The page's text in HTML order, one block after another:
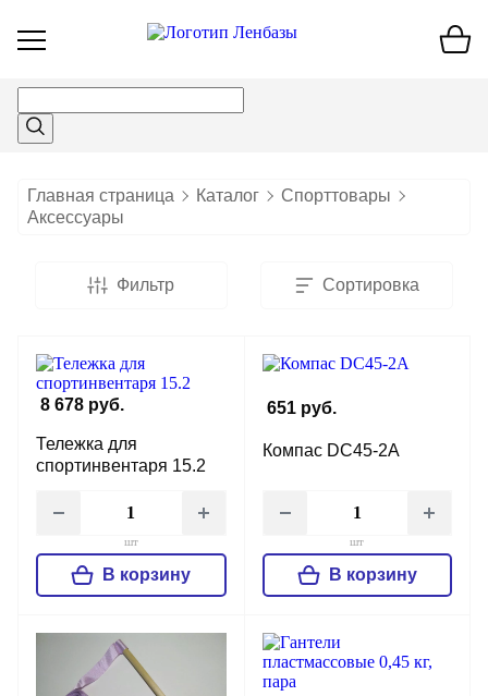
Открыть
Главная страница Каталог
Спорттовары
Аксессуары
Фильтр Сортировка
8 678 руб.
Тележка для
спортинвентаря 15.2
В корзину
шт
651 руб.
Компас DC45-2А
В корзину
шт